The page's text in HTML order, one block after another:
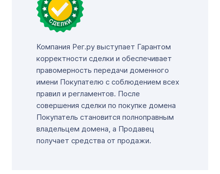
Компания Рег.ру выступает Гарантом
корректности сделки и обеспечивает
правомерность передачи доменного
имени Покупателю с соблюдением всех
правил и регламентов. После
совершения сделки по покупке домена
Покупатель становится полноправным
владельцем домена, а Продавец
получает средства от продажи.